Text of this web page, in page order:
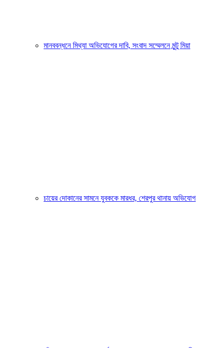
মানববন্ধনে মিথ্যা অভিযোগের দাবি, সংবাদ সম্মেলনে মুন্টু মিয়া
চায়ের দোকানের সামনে যুবককে মারধর, শেরপুর থানায় অভিযোগ